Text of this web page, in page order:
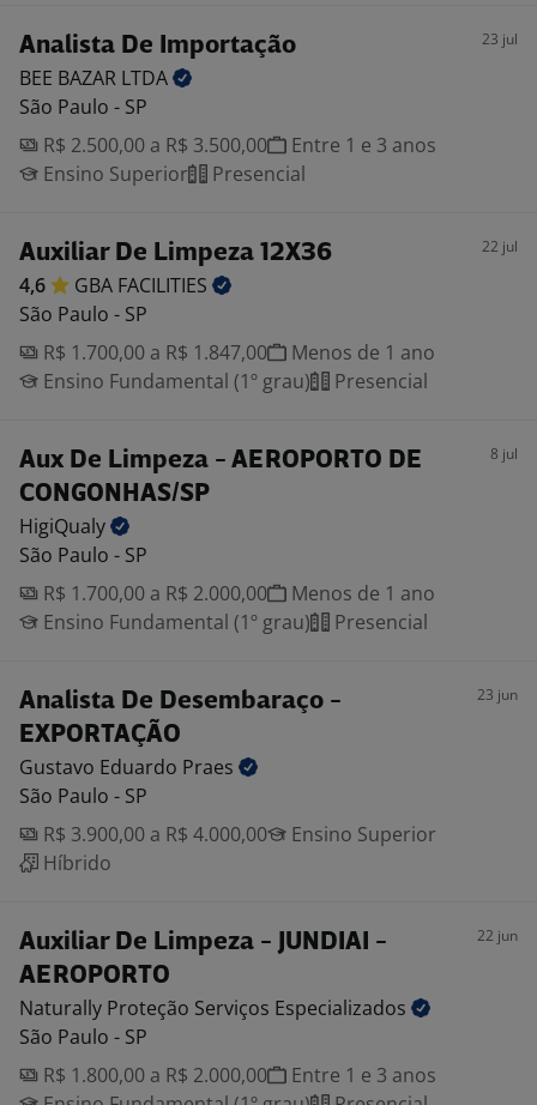
Analista De Importação 23 jul
BEE BAZAR LTDA
São Paulo - SP
R$ 2.500,00 a R$ 3.500,00
Entre 1 e 3 anos
Ensino Superior
Presencial
Auxiliar De Limpeza 12X36 22 jul
4,6 GBA FACILITIES
São Paulo - SP
R$ 1.700,00 a R$ 1.847,00
Menos de 1 ano
Ensino Fundamental (1º grau)
Presencial
Aux De Limpeza - AEROPORTO DE
CONGONHAS/SP
8 jul
HigiQualy
São Paulo - SP
R$ 1.700,00 a R$ 2.000,00
Menos de 1 ano
Ensino Fundamental (1º grau)
Presencial
Analista De Desembaraço -
EXPORTAÇÃO
23 jun
Gustavo Eduardo Praes
São Paulo - SP
R$ 3.900,00 a R$ 4.000,00
Ensino Superior
Híbrido
Auxiliar De Limpeza - JUNDIAI -
AEROPORTO
22 jun
Naturally Proteção Serviços Especializados
São Paulo - SP
R$ 1.800,00 a R$ 2.000,00
Entre 1 e 3 anos